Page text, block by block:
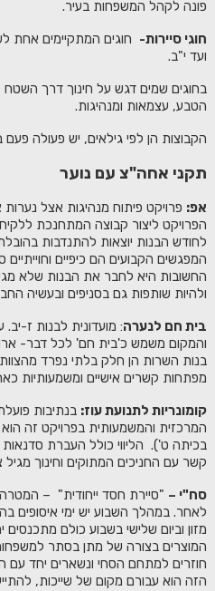
פונה לקהל המשפחות בעיר.
חוגי סיירות- חוגים המתקיימים אחת
ועד י"ב.
בחוגים שמים דגש על חינוך דרך
הטבע, עצמאות ומנהיגות.
הקבוצות הן לפי גילאים, יש פעולה פעם
תקני אחה"צ עם נוער
אפ: פרויקט פיתוח מנהיגות אצל
הפרויקט ליצור קבוצה המתחנכת
לחודש הבנות יוצאות להתנדבות
המפגשים הקבועים הם כיפיים
החשובות היא לחבר את הבנות שלא
ולהיות שותפות גם בסניפים ובעשיה
בית חם לנערה: מועדונית לבנות ז-
והמקום משמש כ'בית חם' לכל דבר-
בנות השרות הן חלק בלתי נפרד מהצוות
מפתחות קשרים אישיים ומשמעותיות
קומונריות לתנועת עוז: בנתיבות
המרכזית והמשמעותית בפרויקט זה הוא
בכיתה ט'). הליווי כולל העברת סדנאות
קשר עם החניכים המתוקים וחינוך
סח"י – "סיירת חסד ייחודית" –
לאחר. במהלך השבוע יש ימי איסופים
מזון וביום שלישי בשבוע כולם מתכנסים
המוצרים בצורה של מתן בסתר
חוזרים למתחם הסחי ונשארים יחד עם
הזה הוא עבורם מקום של שייכות,